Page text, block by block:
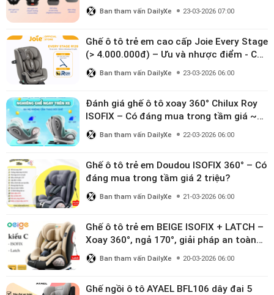
Ban tham vấn DailyXe 23-03-2026 07:00
Ghế ô tô trẻ em cao cấp Joie Every Stage
(> 4.000.000đ) – Ưu và nhược điểm - Có
đáng đầu tư cho bé từ 0–12 tuổi?
Ban tham vấn DailyXe 23-03-2026 06:00
Đánh giá ghế ô tô xoay 360° Chilux Roy
ISOFIX – Có đáng mua trong tầm giá ~3
triệu
Ban tham vấn DailyXe 22-03-2026 06:00
Ghế ô tô trẻ em Doudou ISOFIX 360° – Có
đáng mua trong tầm giá 2 triệu?
Ban tham vấn DailyXe 21-03-2026 06:00
Ghế ô tô trẻ em BEIGE ISOFIX + LATCH –
Xoay 360°, ngả 170°, giải pháp an toàn
linh hoạt cho bé 0–10 tuổi
Ban tham vấn DailyXe 20-03-2026 06:00
Ghế ngồi ô tô AYAEL BFL106 dây đai 5